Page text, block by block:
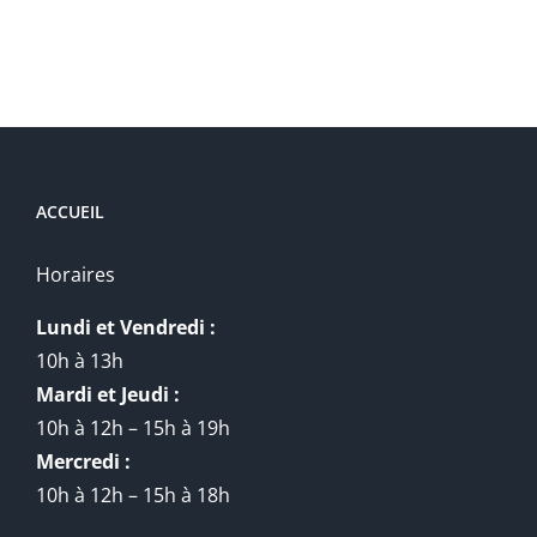
ACCUEIL
Horaires
Lundi et Vendredi :
10h à 13h
Mardi et Jeudi :
10h à 12h – 15h à 19h
Mercredi :
10h à 12h – 15h à 18h